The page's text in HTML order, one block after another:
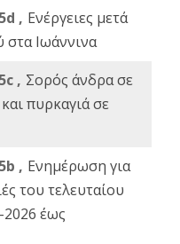
, Ενέργειες μετά
Ιωάννινα
, Σορός άνδρα σε
πυρκαγιά σε
, Ενημέρωση για
του τελευταίου
έως